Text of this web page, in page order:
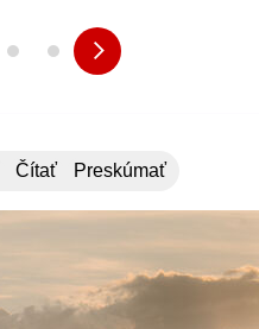
Čítať Preskúmať